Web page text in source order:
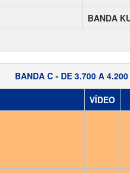
BANDA
BANDA C - DE 3.700 A
VÍDEO